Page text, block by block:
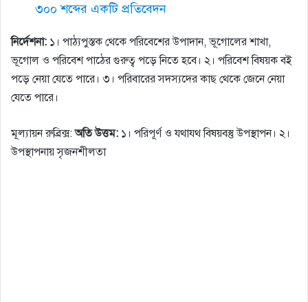
৩০০ শব্দের একটি প্রতিবেদন
নির্দেশনা: ১। পাঠ্যপুস্তক থেকে পরিবেশের উপাদান, ভূগােলের শাখা,
ভূগােল ও পরিবেশ পাঠের গুরুত্ব পড়ে নিতে হবে। ২। পরিবেশ বিষয়ক বই
পড়ে নেয়া যেতে পারে। ৩। পরিবারের সদস্যদের কাছ থেকে জেনে নেয়া
যেতে পারে।
মূল্যায়ন রুব্রিক্স:অতি উত্তম: ১। পরিপূর্ণ ও যথাযথ বিষয়বস্তু উপস্থাপন। ২।
উপস্থাপনায় সৃজনশীলতা